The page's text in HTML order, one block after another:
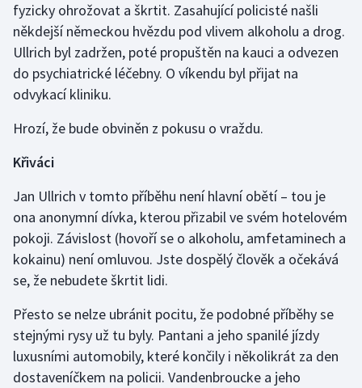
fyzicky ohrožovat a škrtit. Zasahující policisté našli
někdejší německou hvězdu pod vlivem alkoholu a drog.
Ullrich byl zadržen, poté propuštěn na kauci a odvezen
do psychiatrické léčebny. O víkendu byl přijat na
odvykací kliniku.
Hrozí, že bude obviněn z pokusu o vraždu.
Křiváci
Jan Ullrich v tomto příběhu není hlavní obětí – tou je
ona anonymní dívka, kterou přizabil ve svém hotelovém
pokoji. Závislost (hovoří se o alkoholu, amfetaminech a
kokainu) není omluvou. Jste dospělý člověk a očekává
se, že nebudete škrtit lidi.
Přesto se nelze ubránit pocitu, že podobné příběhy se
stejnými rysy už tu byly. Pantani a jeho spanilé jízdy
luxusními automobily, které končily i několikrát za den
dostaveníčkem na policii. Vandenbroucke a jeho